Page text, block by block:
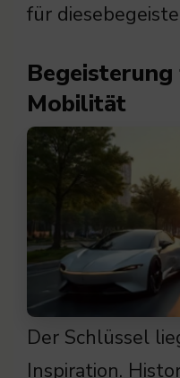
für
Mobilität
Der Schlüssel
Inspiration.